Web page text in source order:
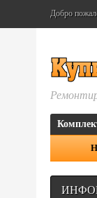
Добро